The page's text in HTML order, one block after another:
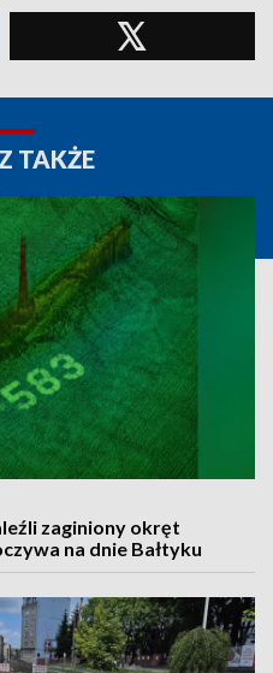
TAKŻE
zaginiony okręt
na dnie Bałtyku